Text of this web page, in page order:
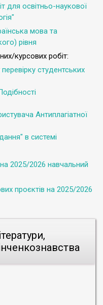
для освітньо-наукової
мова та
рівня
курсових робіт:
студентських
Антиплагіатної
в системі
на 2025/2026 навчальний
проєктів на 2025/2026